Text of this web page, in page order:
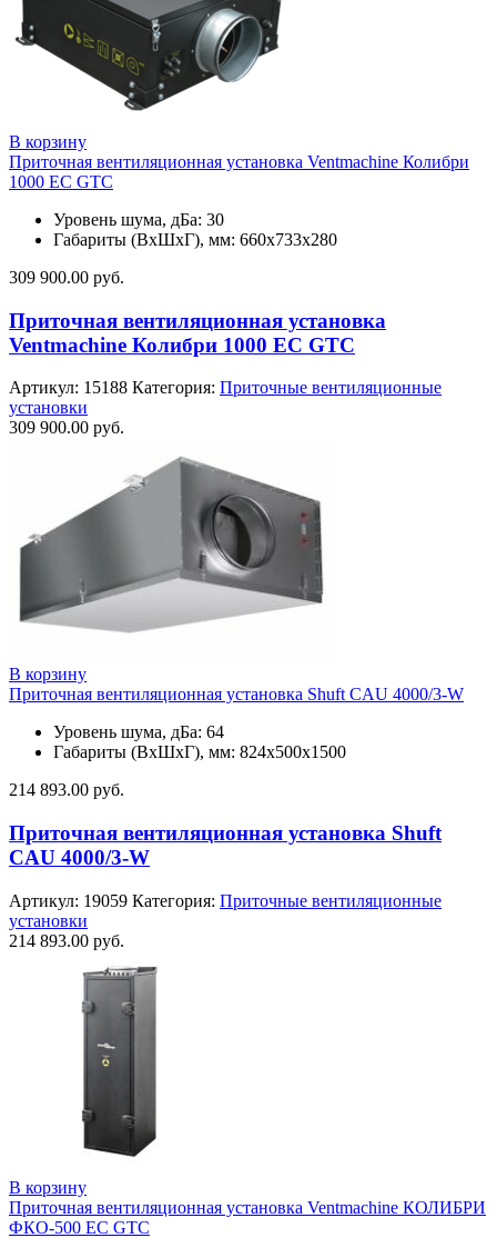
В корзину
Приточная вентиляционная установка Ventmachine Колибри
1000 EC GTC
Уровень шума, дБа: 30
Габариты (ВхШхГ), мм: 660х733х280
309 900.00 руб.
Приточная вентиляционная установка
Ventmachine Колибри 1000 EC GTC
Артикул: 15188 Категория: Приточные вентиляционные
установки
309 900.00 руб.
В корзину
Приточная вентиляционная установка Shuft CAU 4000/3-W
Уровень шума, дБа: 64
Габариты (ВхШхГ), мм: 824х500х1500
214 893.00 руб.
Приточная вентиляционная установка Shuft
CAU 4000/3-W
Артикул: 19059 Категория: Приточные вентиляционные
установки
214 893.00 руб.
В корзину
Приточная вентиляционная установка Ventmachine КОЛИБРИ
ФКО-500 ЕС GTC